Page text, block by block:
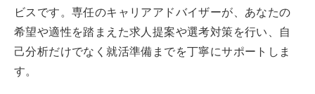
ビスです。専任のキャリアアドバイザーが、あなたの
希望や適性を踏まえた求人提案や選考対策を行い、自
己分析だけでなく就活準備までを丁寧にサポートしま
す。